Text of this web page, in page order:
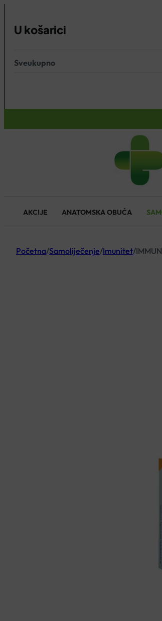
U košarici
Nema proizvoda u košarici.
Sveukupno
AKCIJE ANATOMSKA OBUĆA
Početna/Samoliječenje/Imunitet/